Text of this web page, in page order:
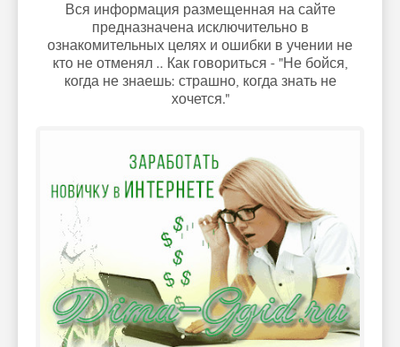
Вся информация размещенная на сайте
предназначена исключительно в
ознакомительных целях и ошибки в учении не
кто не отменял .. Как говориться - "Не бойся,
когда не знаешь: страшно, когда знать не
хочется."